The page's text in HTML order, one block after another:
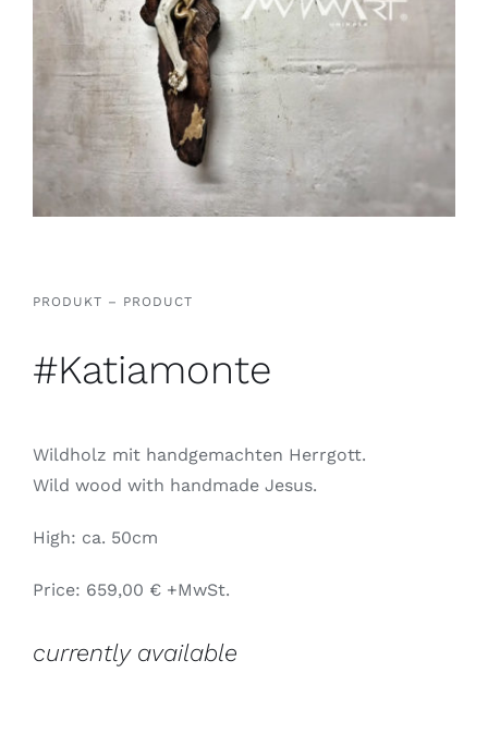
PRODUKT – PRODUCT
#Katiamonte
Wildholz mit handgemachten Herrgott.
Wild wood with handmade Jesus.
High: ca. 50cm
Price: 659,00 € +MwSt.
currently available